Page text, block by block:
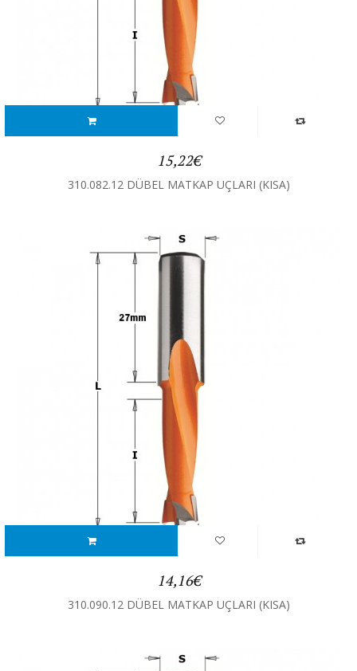
310.082.12 DÜBEL MATKAP UÇLARI (KISA)
15,22€
310.090.12 DÜBEL MATKAP UÇLARI (KISA)
14,16€